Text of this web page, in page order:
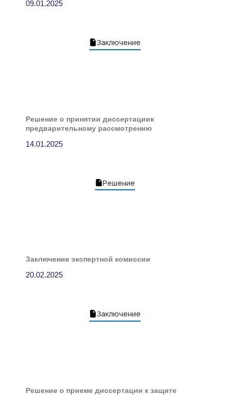
09.01.2025
Заключение
Решение о принятии диссертациик
предварительному рассмотрению
14.01.2025
Решение
Заключение экспертной комиссии
20.02.2025
Заключение
Решение о приеме диссертации к защите